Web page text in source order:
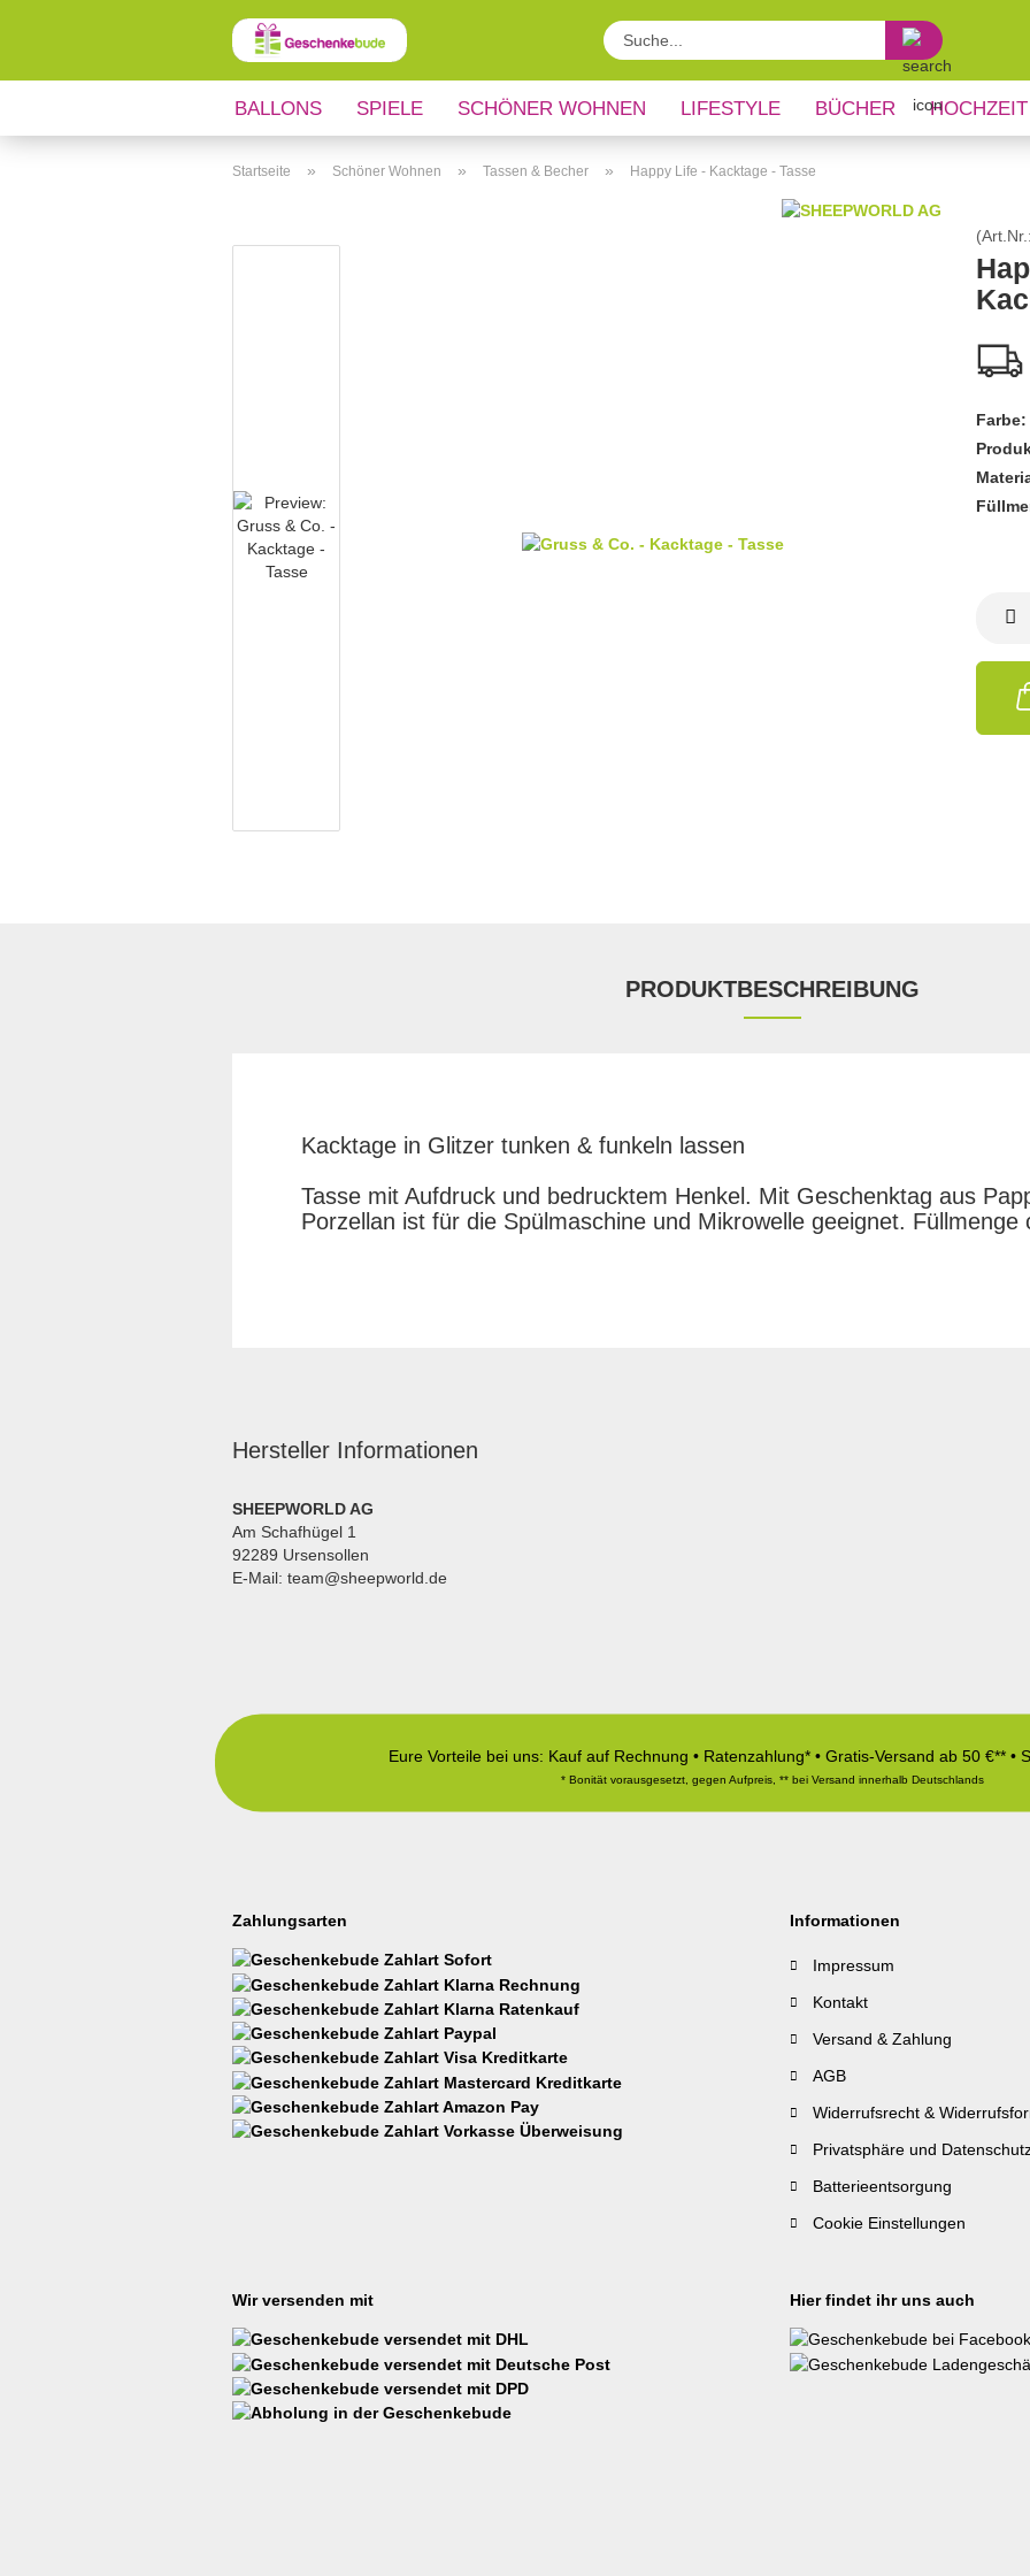
Suche...
BALLONS SPIELE SCHÖNER WOHNEN LIFESTYLE BÜCHER HOCHZEIT
ANLÄSSE REGIONALES
Startseite » Schöner Wohnen » Tassen & Becher » Happy Life - Kacktage - Tasse
(Art.Nr.:
Farbe:
PRODUKTBESCHREIBUNG
Kacktage in Glitzer tunken & funkeln lassen
Tasse mit Aufdruck und bedrucktem Henkel. Mit Geschenktag aus
Porzellan ist für die Spülmaschine und Mikrowelle geeignet. Füllmenge
Hersteller Informationen
SHEEPWORLD AG
Am Schafhügel 1
92289 Ursensollen
E-Mail: team@sheepworld.de
Eure Vorteile bei uns: Kauf auf Rechnung • Ratenzahlung* • Gratis-Versand ab 50 €** •
* Bonität vorausgesetzt, gegen Aufpreis, ** bei Versand innerhalb Deutschlands
Zahlungsarten Informationen
Impressum
Kontakt
Versand & Zahlung
AGB
Widerrufsrecht &
Privatsphäre und
Batterieentsorgung
Cookie Einstellungen
Wir versenden mit Hier findet ihr uns auch